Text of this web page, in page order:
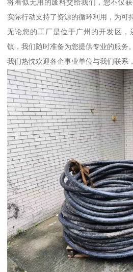
将看似无用的废料交给我们，您不仅
实际行动支持了资源的循环利用，为可
无论您的工厂是位于广州的开发区，
镇，我们随时准备为您提供专业的服务。
我们热忱欢迎各企事业单位与我们联系